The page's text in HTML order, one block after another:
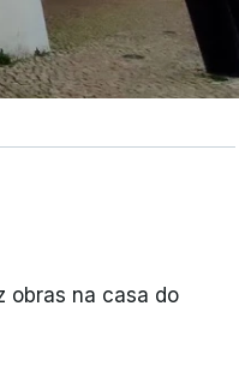
obras na casa do